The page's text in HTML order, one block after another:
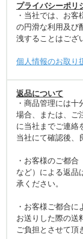
プライバシーポリ
・当社では、お
の円滑な利用及び
洩することはござ
個人情報のお取り
返品について
・商品管理には
場合、または、ご
に当社までご連絡
当社にて確認後、
・お客様のご都
など）による返品
承ください。
・お客様ご都合
お送りした際の送
ご負担とさせて頂